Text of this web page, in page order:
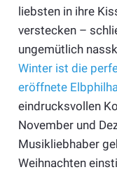
liebsten in ihre
verstecken –
ungemütlich
Winter ist die
eröffnete
eindrucksvollen
November und
Musikliebhaber
Weihnachten